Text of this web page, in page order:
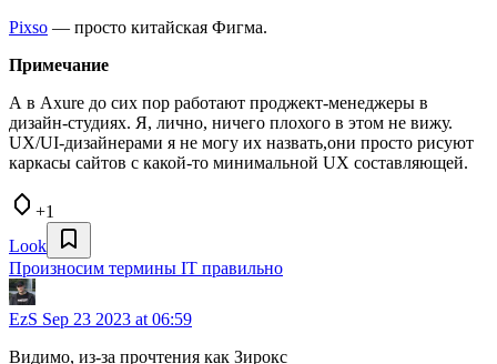
Pixso — просто китайская Фигма.
Примечание
А в Axure до сих пор работают проджект-менеджеры в
дизайн-студиях. Я, лично, ничего плохого в этом не вижу.
UX/UI-дизайнерами я не могу их назвать,они просто рисуют
каркасы сайтов с какой-то минимальной UX составляющей.
+1
Look
Произносим термины IT правильно
EzS Sep 23 2023 at 06:59
Видимо, из-за прочтения как Зирокс